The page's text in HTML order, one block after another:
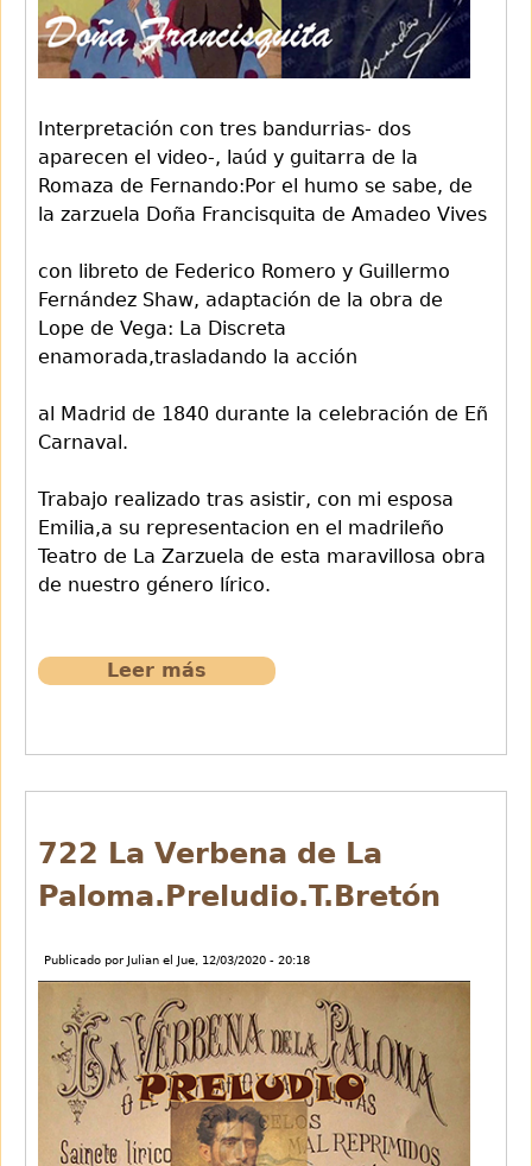
Interpretación con tres bandurrias- dos
aparecen el video-, laúd y guitarra de la
Romaza de Fernando:Por el humo se sabe, de
la zarzuela Doña Francisquita de Amadeo Vives
con libreto de Federico Romero y Guillermo
Fernández Shaw, adaptación de la obra de
Lope de Vega: La Discreta
enamorada,trasladando la acción
al Madrid de 1840 durante la celebración de Eñ
Carnaval.
Trabajo realizado tras asistir, con mi esposa
Emilia,a su representacion en el madrileño
Teatro de La Zarzuela de esta maravillosa obra
de nuestro género lírico.
Leer más
el
sabe.Doña
Francisquita.A.Vives
722 La Verbena de La
Paloma.Preludio.T.Bretón
Publicado por Julian el Jue, 12/03/2020 - 20:18